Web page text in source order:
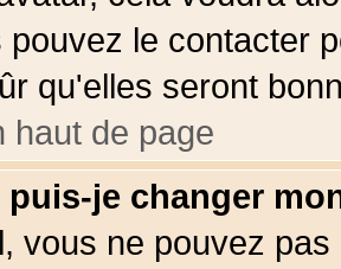
pouvez le contacter
qu'elles seront
haut de page
puis-je changer
vous ne pouvez